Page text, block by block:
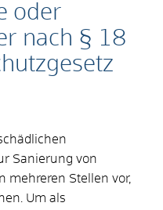
oder
nach § 18
Sanierung von
mehreren Stellen vor,
Um als